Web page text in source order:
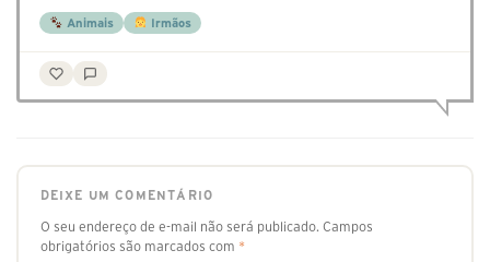
Animais Irmãos
DEIXE UM COMENTÁRIO
O seu endereço de e-mail não será publicado. Campos
obrigatórios são marcados com *